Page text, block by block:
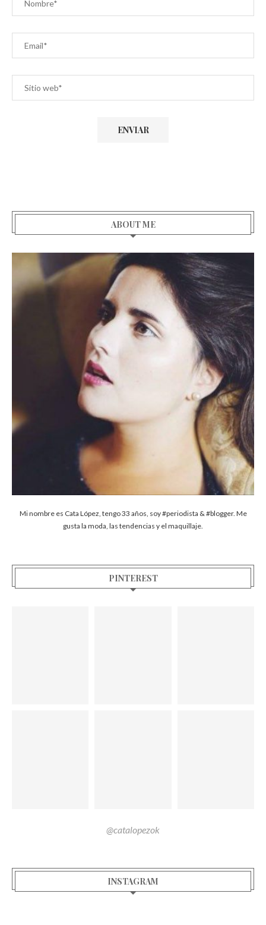
ABOUT ME
Mi nombre es Cata López, tengo 33 años, soy #periodista & #blogger. Me
gusta la moda, las tendencias y el maquillaje.
PINTEREST
@catalopezok
INSTAGRAM